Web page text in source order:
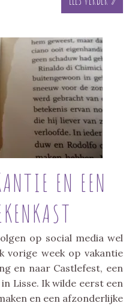
EN EEN
op social media wel
vorige week op vakantie
en naar Castlefest, een
Lisse. Ik wilde eerst een
en een afzonderlijke